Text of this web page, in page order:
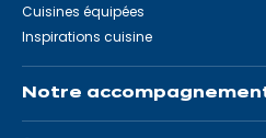
Cuisines équipées
Inspirations cuisine
Notre